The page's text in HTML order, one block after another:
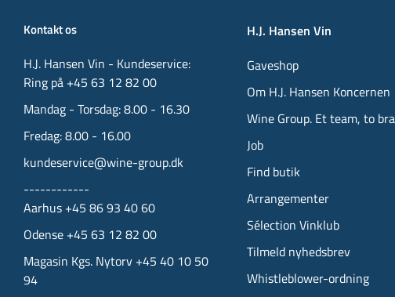
Kontakt os
H.J. Hansen Vin - Kundeservice:
Ring på +45 63 12 82 00
Mandag - Torsdag: 8.00 - 16.30
Fredag: 8.00 - 16.00
kundeservice@wine-group.dk
------------
Aarhus +45 86 93 40 60
Odense +45 63 12 82 00
Magasin Kgs. Nytorv +45 40 10 50
94
H.J. Hansen Vin
Gaveshop
Om H.J. Hansen Koncernen
Wine Group. Et team, to
Job
Find butik
Arrangementer
Sélection Vinklub
Tilmeld nyhedsbrev
Whistleblower-ordning